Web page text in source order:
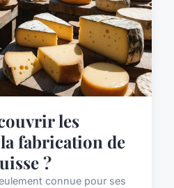
les
fabrication de
?
connue pour ses